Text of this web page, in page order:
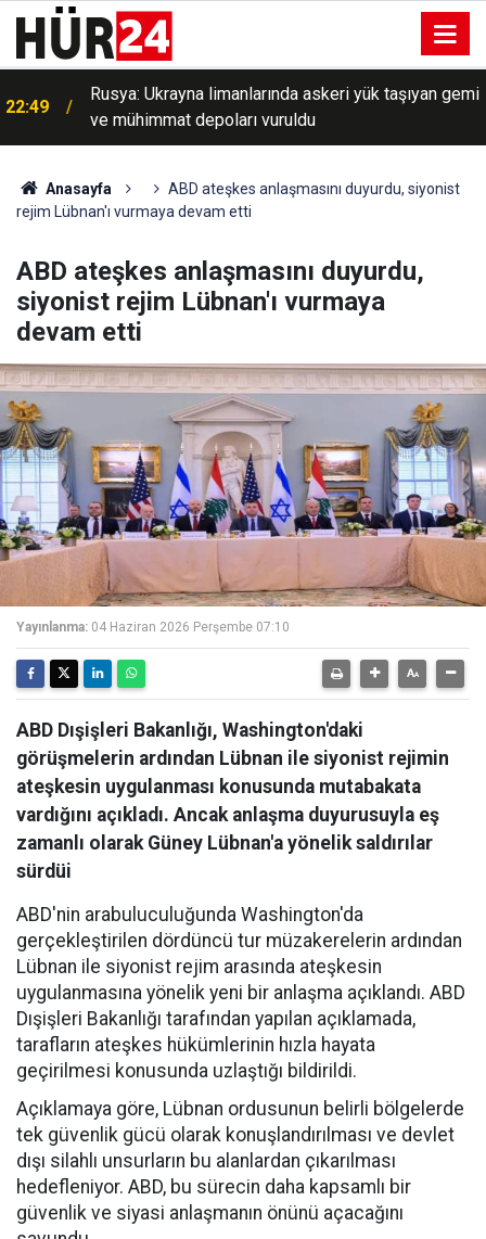
22:49
Rusya: Ukrayna limanlarında askeri yük taşıyan gemi
ve mühimmat depoları vuruldu
Anasayfa
ABD ateşkes anlaşmasını duyurdu, siyonist
rejim Lübnan'ı vurmaya devam etti
ABD ateşkes anlaşmasını duyurdu,
siyonist rejim Lübnan'ı vurmaya
devam etti
Yayınlanma: 04 Haziran 2026 Perşembe 07:10
ABD Dışişleri Bakanlığı, Washington'daki
görüşmelerin ardından Lübnan ile siyonist rejimin
ateşkesin uygulanması konusunda mutabakata
vardığını açıkladı. Ancak anlaşma duyurusuyla eş
zamanlı olarak Güney Lübnan'a yönelik saldırılar
sürdüi
ABD'nin arabuluculuğunda Washington'da
gerçekleştirilen dördüncü tur müzakerelerin ardından
Lübnan ile siyonist rejim arasında ateşkesin
uygulanmasına yönelik yeni bir anlaşma açıklandı. ABD
Dışişleri Bakanlığı tarafından yapılan açıklamada,
tarafların ateşkes hükümlerinin hızla hayata
geçirilmesi konusunda uzlaştığı bildirildi.
Açıklamaya göre, Lübnan ordusunun belirli bölgelerde
tek güvenlik gücü olarak konuşlandırılması ve devlet
dışı silahlı unsurların bu alanlardan çıkarılması
hedefleniyor. ABD, bu sürecin daha kapsamlı bir
güvenlik ve siyasi anlaşmanın önünü açacağını